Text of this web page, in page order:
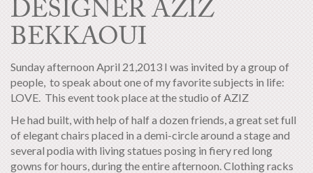
DESIGNER AZIZ
BEKKAOUI
Sunday afternoon April 21,2013 I was invited by a group of
people, to speak about one of my favorite subjects in life:
LOVE. This event took place at the studio of AZIZ
He had built, with help of half a dozen friends, a great set full
of elegant chairs placed in a demi-circle around a stage and
several podia with living statues posing in fiery red long
gowns for hours, during the entire afternoon. Clothing racks